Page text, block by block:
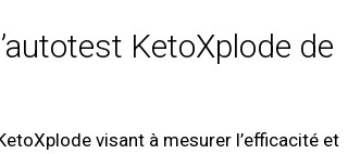
KetoXplode de
visant à mesurer l’efficacité et